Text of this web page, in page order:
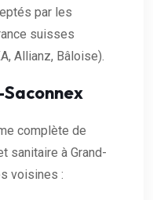
par les
suisses
Allianz, Bâloise).
complète de
sanitaire à Grand-
voisines :